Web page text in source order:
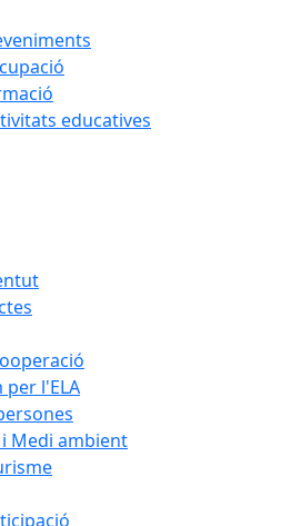
educatives
per l'ELA
Medi ambient